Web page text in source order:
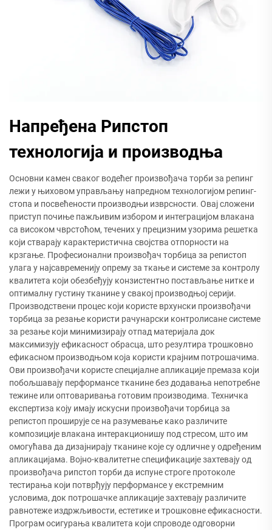
Напређена Рипстоп
технологија и производња
Основни камен сваког водећег произвођача торби за репинг
лежи у њиховом управљању напредном технологијом репинг-
стопа и посвећености производњи изврсности. Овај сложени
приступ почиње пажљивим избором и интеграцијом влакана
са високом чврстоћом, течених у прецизним узорима решетка
који стварају карактеристична својства отпорности на
крзгање. Професионални произвођач торбица за репистоп
улага у најсавременију опрему за ткање и системе за контролу
квалитета који обезбеђују конзистентно постављање нитке и
оптималну густину тканине у свакој производњој серији.
Производствени процес који користе врхунски произвођачи
торбица за резање користи рачунарски контролисане системе
за резање који минимизирају отпад материјала док
максимизују ефикасност обрасца, што резултира трошковно
ефикасном производњом која користи крајним потрошачима.
Ови произвођачи користе специјалне апликације премаза који
побољшавају перформансе тканине без додавања непотребне
тежине или оптоваривања готовим производима. Техничка
експертиза коју имају искусни произвођачи торбица за
репистоп проширује се на разумевање како различите
композиције влакана интеракционишу под стресом, што им
омогућава да дизајнирају тканине које су одличне у одређеним
апликацијама. Војно-квалитетне спецификације захтевају од
произвођача рипстоп торби да испуне строге протоколе
тестирања који потврђују перформансе у екстремним
условима, док потрошачке апликације захтевају различите
равнотеже издржљивости, естетике и трошковне ефикасности.
Програм осигурања квалитета који спроводе одговорни